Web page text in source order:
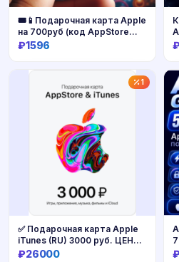
🎟📱Подарочная карта Apple
на 700руб (код AppStore
700)
₽1596
1
✅ Подарочная карта Apple
iTunes (RU) 3000 руб. ЦЕНА
🔥
₽26000